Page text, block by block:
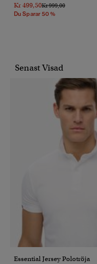
Kr 499,50Pris Reducerat Från
Kr 999,00Till
Du Sparar 50 %
Senast Visad
Essential Jersey Polotröja